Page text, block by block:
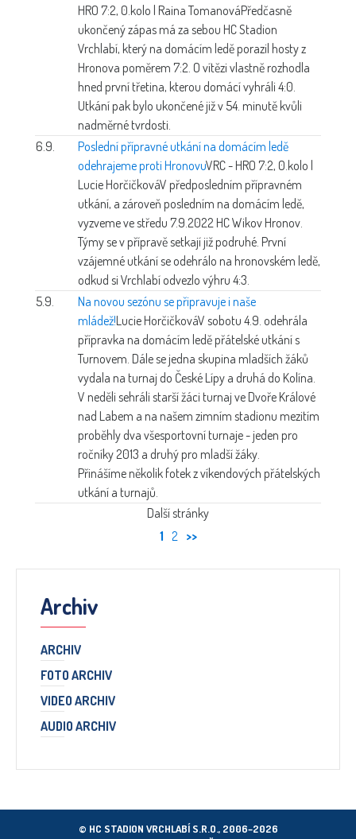
HRO 7:2, 0.kolo | Raina TomanováPředčasně
ukončený zápas má za sebou HC Stadion
Vrchlabí, který na domácím ledě porazil hosty z
Hronova poměrem 7:2. O vítězi vlastně rozhodla
hned první třetina, kterou domácí vyhráli 4:0.
Utkání pak bylo ukončené již v 54. minutě kvůli
nadměrné tvrdosti.
6.9.
Poslední přípravné utkání na domácím ledě
odehrajeme proti HronovuVRC - HRO 7:2, 0.kolo |
Lucie HorčičkováV předposledním přípravném
utkání, a zároveň posledním na domácím ledě,
vyzveme ve středu 7.9.2022 HC Wikov Hronov.
Týmy se v přípravě setkají již podruhé. První
vzájemné utkání se odehrálo na hronovském ledě,
odkud si Vrchlabí odvezlo výhru 4:3.
5.9.
Na novou sezónu se připravuje i naše
mládež!Lucie HorčičkováV sobotu 4.9. odehrála
přípravka na domácím ledě přátelské utkání s
Turnovem. Dále se jedna skupina mladších žáků
vydala na turnaj do České Lípy a druhá do Kolína.
V neděli sehráli starší žáci turnaj ve Dvoře Králové
nad Labem a na našem zimním stadionu mezitím
proběhly dva všesportovní turnaje - jeden pro
ročníky 2013 a druhý pro mladší žáky.
Přinášíme několik fotek z víkendových přátelských
utkání a turnajů.
Další stránky
1 2 >>
Archiv
ARCHIV
FOTO ARCHIV
VIDEO ARCHIV
AUDIO ARCHIV
© HC STADION VRCHLABÍ S.R.O., 2006–2026